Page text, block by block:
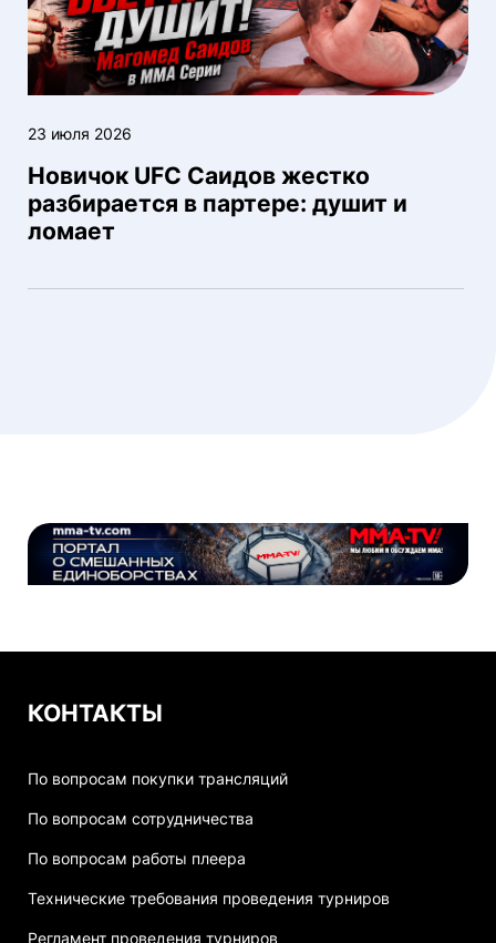
23 июля 2026
Новичок UFC Саидов жестко
разбирается в партере: душит и
ломает
КОНТАКТЫ
По вопросам покупки трансляций
По вопросам сотрудничества
По вопросам работы плеера
Технические требования проведения турниров
Регламент проведения турниров